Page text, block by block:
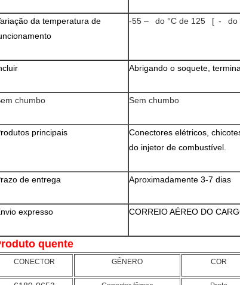
da temperatura de
-55 – do °C de 125 [ - do
Abrigando o soquete,
chumbo Sem chumbo
principais
Conectores elétricos,
do injetor de combustível.
de entrega Aproximadamente 3-7 dias
expresso CORREIO AÉREO DO
quente
CONECTOR GÊNERO COR